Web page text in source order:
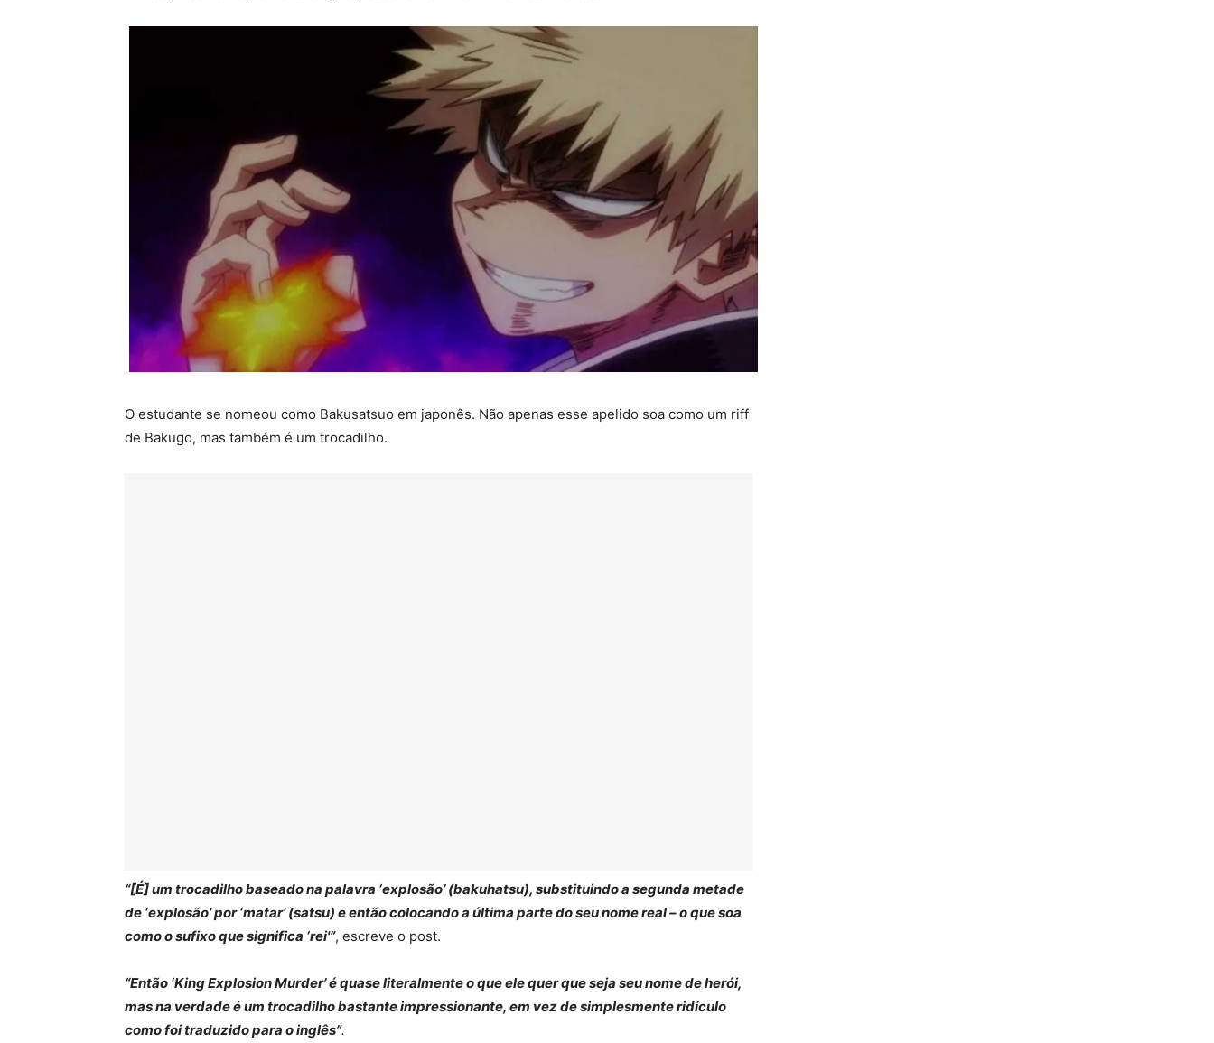
O estudante se nomeou como Bakusatsuo em japonês. Não apenas esse apelido soa como um riff
de Bakugo, mas também é um trocadilho.
“[É] um trocadilho baseado na palavra ‘explosão’ (bakuhatsu), substituindo a segunda metade
de ‘explosão’ por ‘matar’ (satsu) e então colocando a última parte do seu nome real – o que soa
como o sufixo que significa ‘rei'”, escreve o post.
“Então ‘King Explosion Murder’ é quase literalmente o que ele quer que seja seu nome de herói,
mas na verdade é um trocadilho bastante impressionante, em vez de simplesmente ridículo
como foi traduzido para o inglês”.